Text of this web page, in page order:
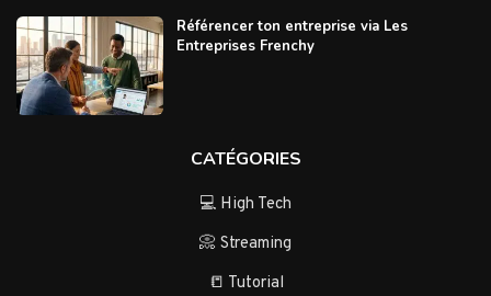
Référencer ton entreprise via Les
Entreprises Frenchy
CATÉGORIES
💻 High Tech
📀 Streaming
📒 Tutorial